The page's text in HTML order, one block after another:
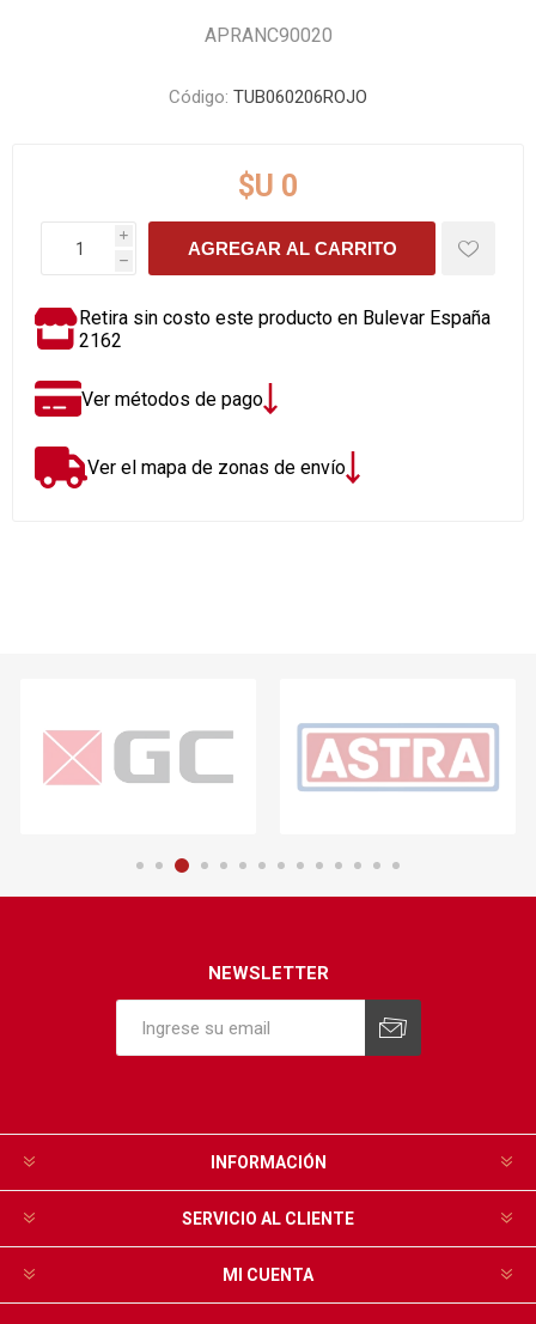
APRANC90020
Código: TUB060206ROJO
$U 0
i
h
AGREGAR AL CARRITO
Retira sin costo este producto en Bulevar España
2162
Ver métodos de pago
Ver el mapa de zonas de envío
NEWSLETTER
INFORMACIÓN
SERVICIO AL CLIENTE
MI CUENTA